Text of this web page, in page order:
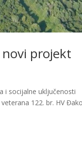
projekt
i socijalne uključenosti
122. br. HV